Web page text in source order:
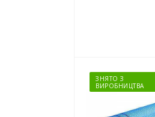
ЗНЯТО З
ВИРОБНИЦТВА